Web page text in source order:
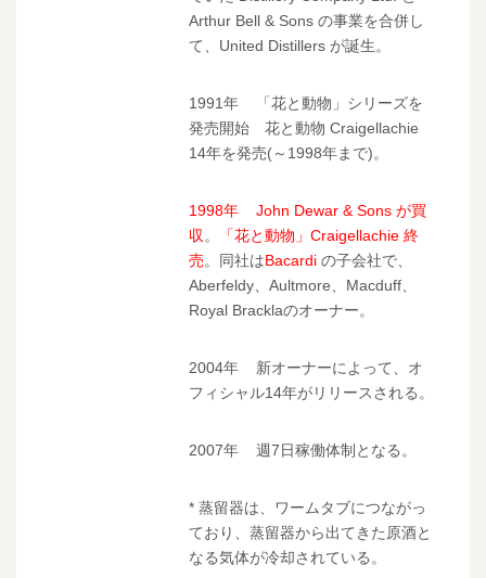
Arthur Bell & Sons の事業を合併し
て、United Distillers が誕生。
1991年 「花と動物」シリーズを
発売開始 花と動物 Craigellachie
14年を発売(～1998年まで)。
1998年 John Dewar & Sons が買
収。
「花と動物」Craigellachie 終
売。同社はBacardiの子会社で、
Aberfeldy、Aultmore、Macduff、
Royal Bracklaのオーナー。
2004年 新オーナーによって、オ
フィシャル14年がリリースされる。
2007年 週7日稼働体制となる。
* 蒸留器は、ワームタブにつながっ
ており、蒸留器から出てきた原酒と
なる気体が冷却されている。